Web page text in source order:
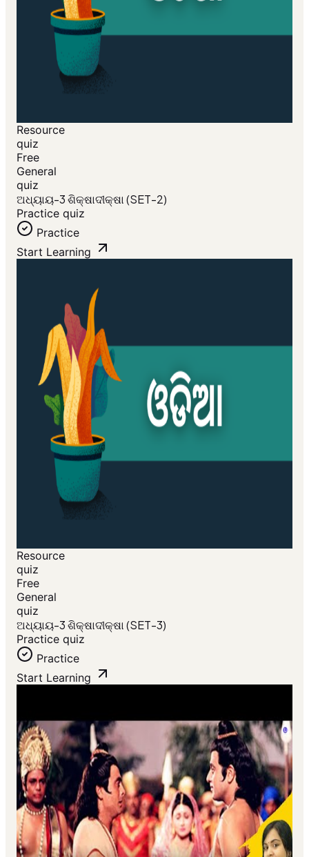
Resource
quiz
Free
General
quiz
ଅଧ୍ୟାୟ-3 ଶିକ୍ଷାଦୀକ୍ଷା (SET-2)
Practice quiz
Practice
Start Learning
Resource
quiz
Free
General
quiz
ଅଧ୍ୟାୟ-3 ଶିକ୍ଷାଦୀକ୍ଷା (SET-3)
Practice quiz
Practice
Start Learning